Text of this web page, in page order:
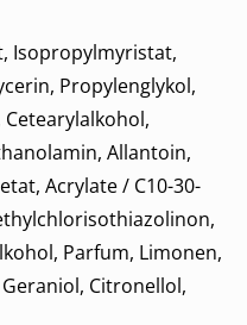
Isopropylmyristat,
Propylenglykol,
Allantoin,
Acrylate / C10-30-
Parfum, Limonen,
Citronellol,